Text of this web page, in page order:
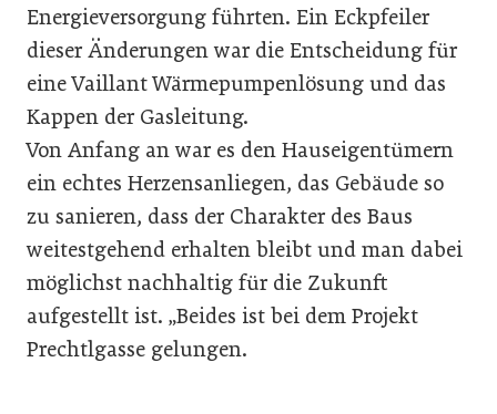
Energieversorgung führten. Ein Eckpfeiler
dieser Änderungen war die Entscheidung für
eine Vaillant Wärmepumpenlösung und das
Kappen der Gasleitung.
Von Anfang an war es den Hauseigentümern
ein echtes Herzensanliegen, das Gebäude so
zu sanieren, dass der Charakter des Baus
weitestgehend erhalten bleibt und man dabei
möglichst nachhaltig für die Zukunft
aufgestellt ist. „Beides ist bei dem Projekt
Prechtlgasse gelungen.